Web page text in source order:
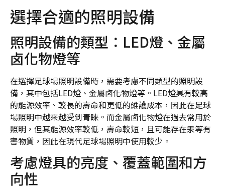
選擇合適的照明設備
照明設備的類型：LED燈、金屬
卤化物燈等
在選擇足球場照明設備時，需要考慮不同類型的照明設
備，其中包括LED燈、金屬卤化物燈等。LED燈具有較高
的能源效率、較長的壽命和更低的維護成本，因此在足球
場照明中越來越受到青睞。而金屬卤化物燈在過去常用於
照明，但其能源效率較低，壽命較短，且可能存在汞等有
害物質，因此在現代足球場照明中使用較少。
考慮燈具的亮度、覆蓋範圍和方
向性